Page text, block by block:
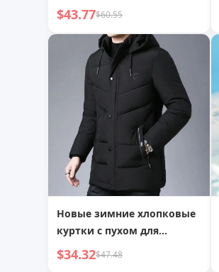
хлопковой стежкой и
воротником-стойкой в
стиле американского
ретро с вышивкой букв
$43.77$60.55
Новые зимние хлопковые
куртки с пухом для
мужчин среднего и
пожилого возраста, стиль
$34.32$47.48